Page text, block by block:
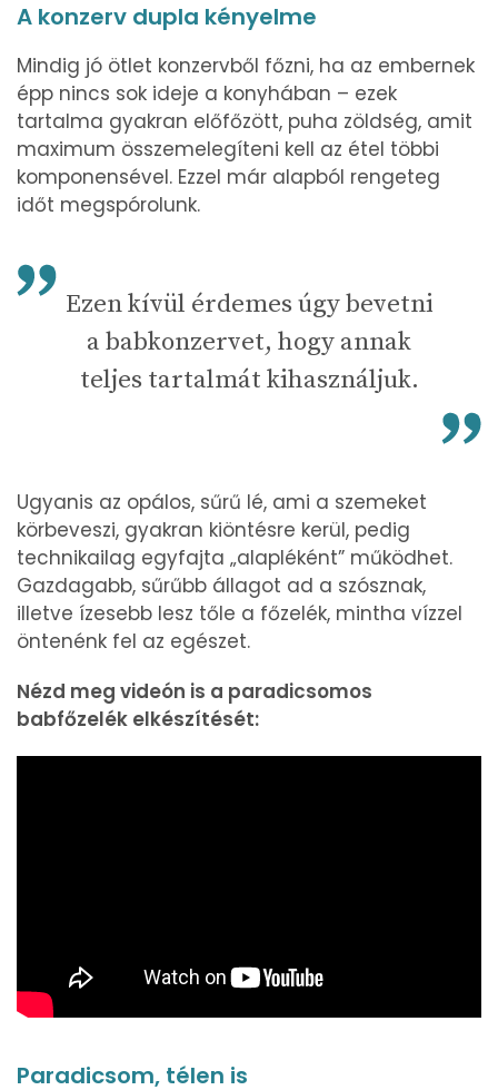
A konzerv dupla kényelme
Mindig jó ötlet konzervből főzni, ha az embernek
épp nincs sok ideje a konyhában – ezek
tartalma gyakran előfőzött, puha zöldség, amit
maximum összemelegíteni kell az étel többi
komponensével. Ezzel már alapból rengeteg
időt megspórolunk.
Ezen kívül érdemes úgy bevetni
a babkonzervet, hogy annak
teljes tartalmát kihasználjuk.
Ugyanis az opálos, sűrű lé, ami a szemeket
körbeveszi, gyakran kiöntésre kerül, pedig
technikailag egyfajta „alapléként” működhet.
Gazdagabb, sűrűbb állagot ad a szósznak,
illetve ízesebb lesz tőle a főzelék, mintha vízzel
öntenénk fel az egészet.
Nézd meg videón is a paradicsomos
babfőzelék elkészítését:
Paradicsom, télen is